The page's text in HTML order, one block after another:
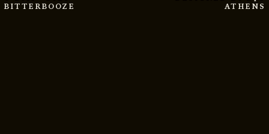
BITTERBOOZE
ATHENS